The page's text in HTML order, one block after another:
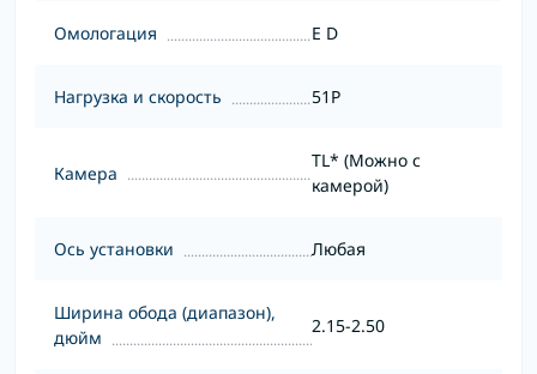
Омологация E D
Нагрузка и скорость 51P
Камера
TL* (Можно с
камерой)
Ось установки Любая
Ширина обода (диапазон),
дюйм
2.15-2.50